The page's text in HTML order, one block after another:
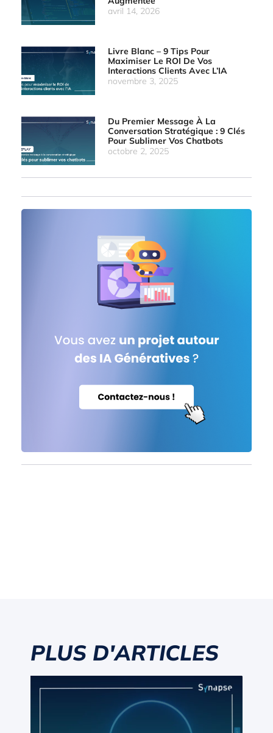
avril 14, 2026
Livre Blanc – 9 Tips Pour
Maximiser Le ROI De Vos
Interactions Clients Avec L’IA
novembre 3, 2025
Du Premier Message À La
Conversation Stratégique : 9 Clés
Pour Sublimer Vos Chatbots
octobre 2, 2025
PLUS D'ARTICLES